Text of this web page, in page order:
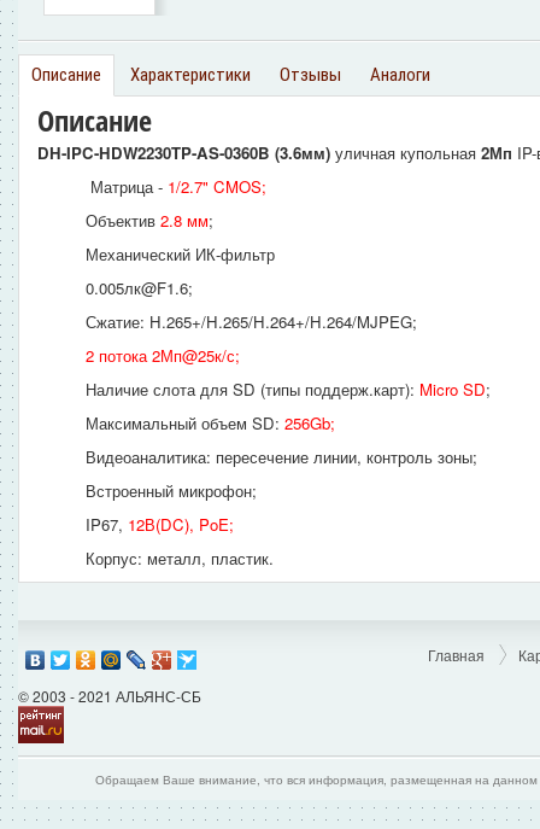
Описание Характеристики Отзывы Аналоги
Описание
DH-IPC-HDW2230TP-AS-0360B (3.6мм) уличная купольная 2Мп
Матрица - 1/2.7" CMOS;
Объектив 2.8 мм;
Механический ИК-фильтр
0.005лк@F1.6;
Сжатие: H.265+/H.265/H.264+/H.264/MJPEG;
2 потока 2Мп@25к/с;
Наличие слота для SD (типы поддерж.карт): Micro SD;
Максимальный объем SD: 256Gb;
Видеоаналитика: пересечение линии, контроль зоны;
Встроенный микрофон;
IP67, 12В(DC), PoE;
Корпус: металл, пластик.
© 2003 - 2021 АЛЬЯНС-СБ
Главная
Обращаем Ваше внимание, что вся информация, размещенная на данном